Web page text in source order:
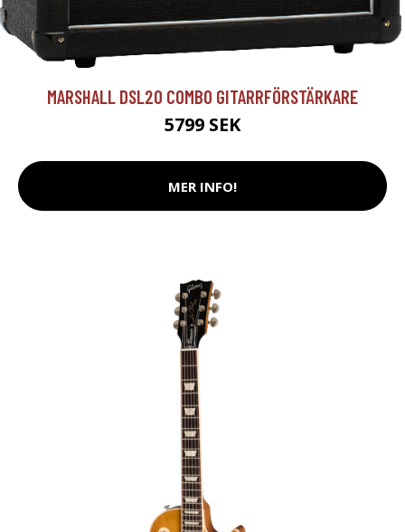
MARSHALL DSL20 COMBO GITARRFÖRSTÄRKARE
5799 SEK
MER INFO!